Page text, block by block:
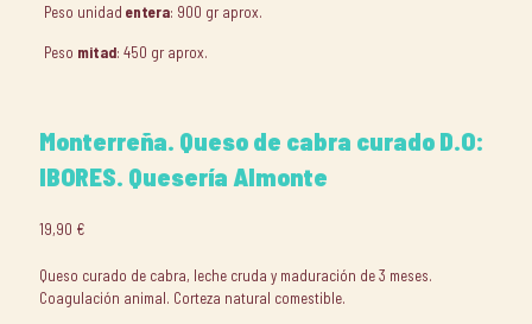
Peso unidad entera: 900 gr aprox.
Peso mitad: 450 gr aprox.
Monterreña. Queso de cabra curado D.O:
IBORES. Quesería Almonte
19,90 €
Queso curado de cabra, leche cruda y maduración de 3 meses.
Coagulación animal. Corteza natural comestible.